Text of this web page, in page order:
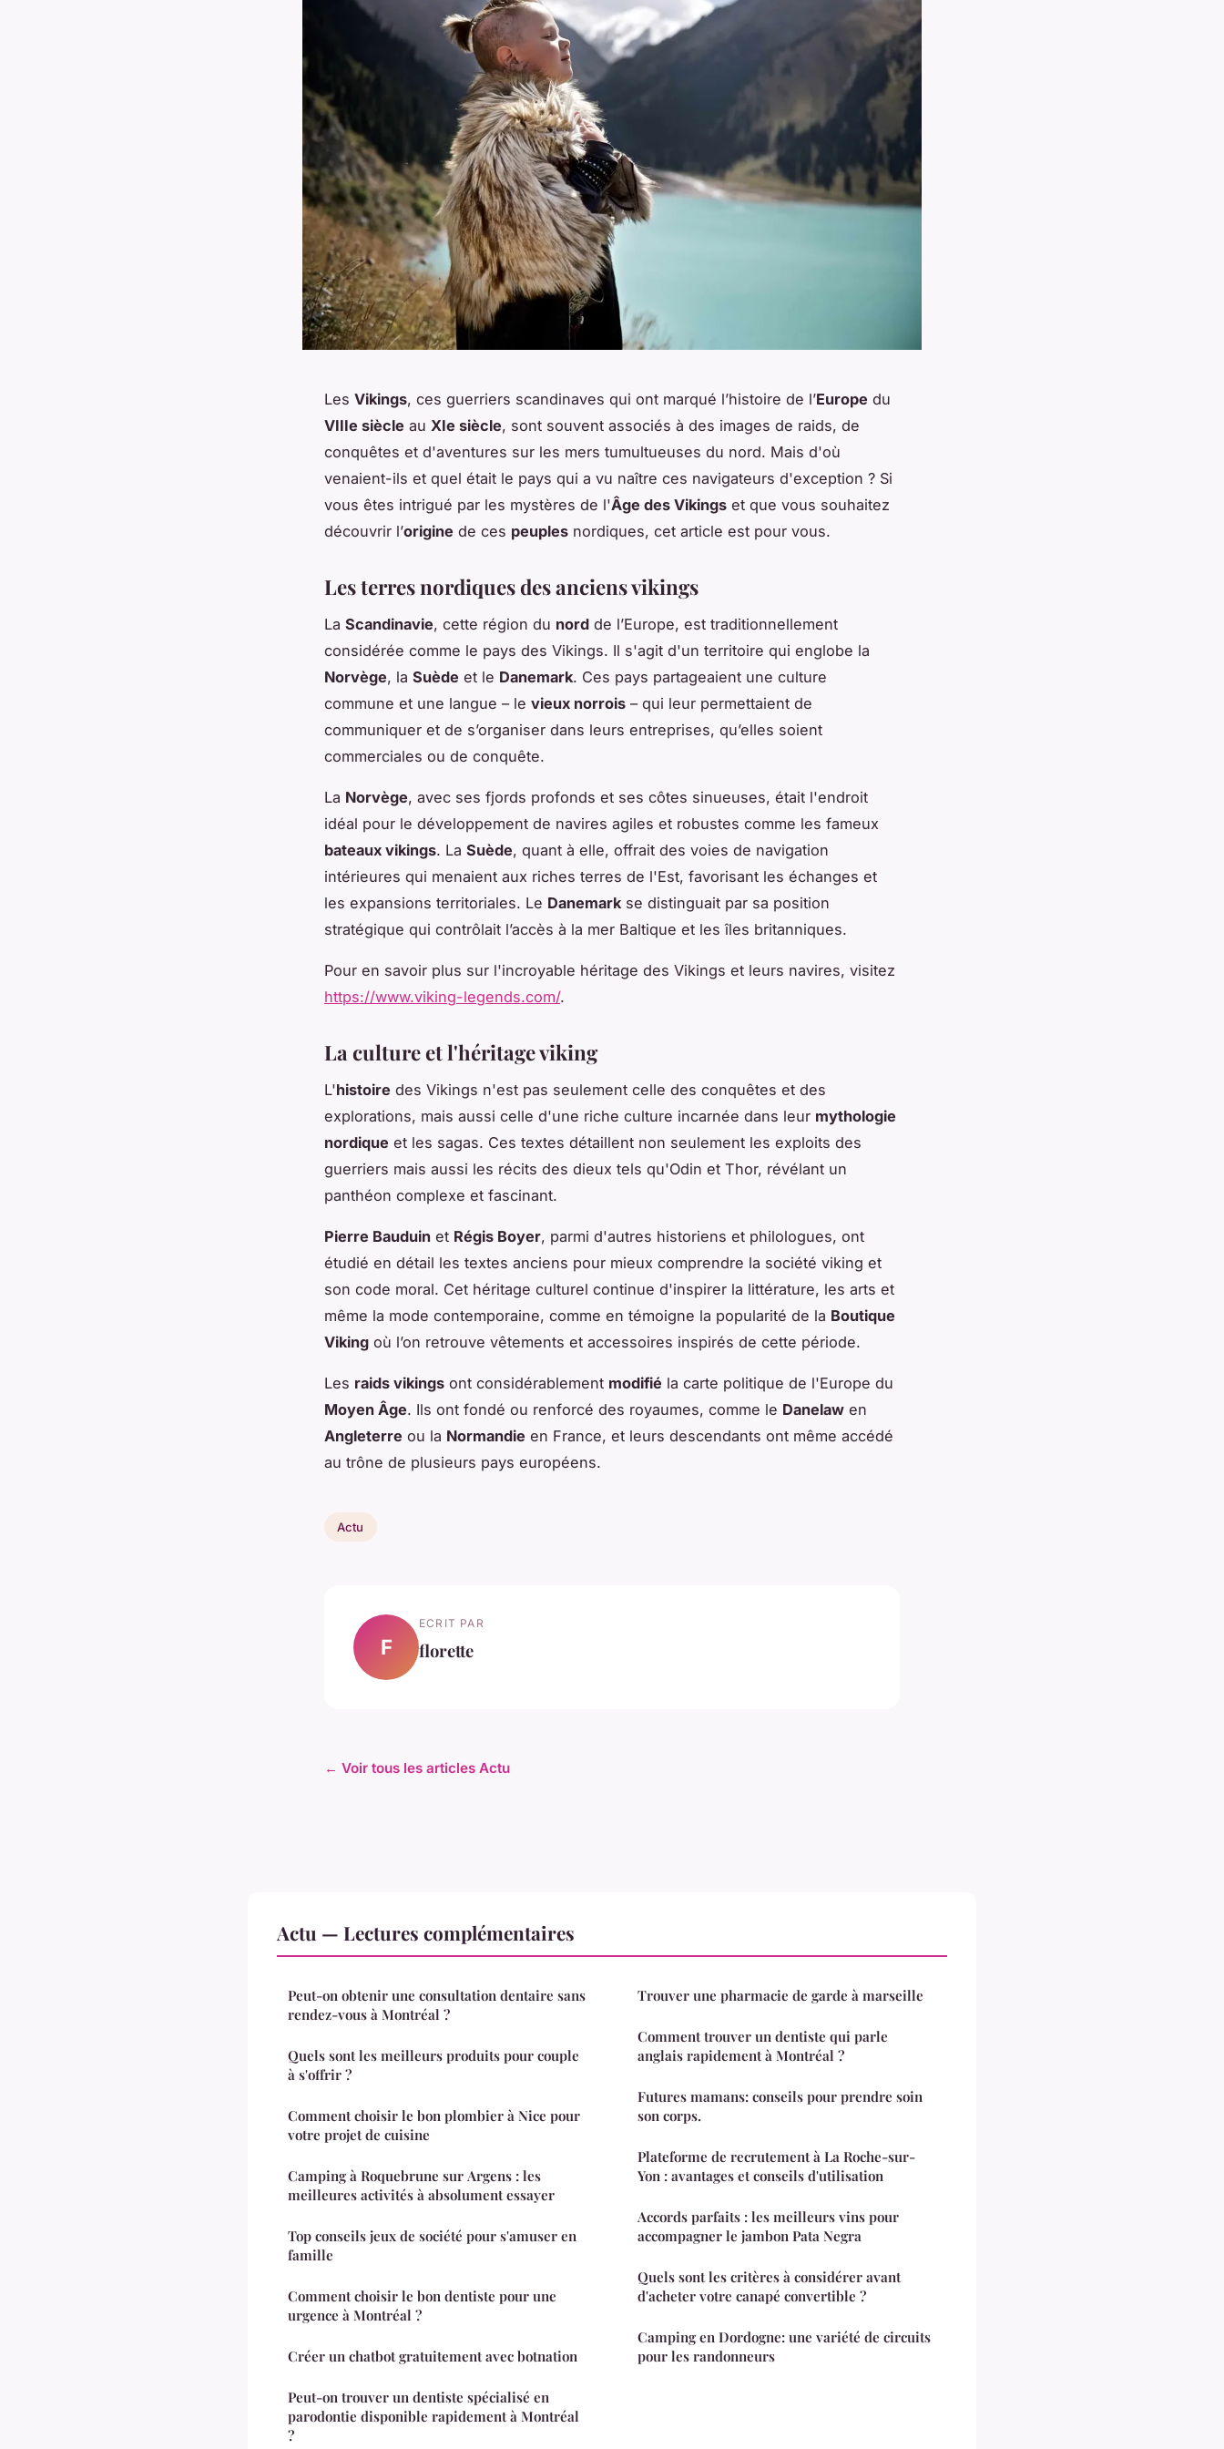
Les Vikings, ces guerriers scandinaves qui ont marqué l’histoire de l’Europe du
VIIIe siècle au XIe siècle, sont souvent associés à des images de raids, de
conquêtes et d'aventures sur les mers tumultueuses du nord. Mais d'où
venaient-ils et quel était le pays qui a vu naître ces navigateurs d'exception ? Si
vous êtes intrigué par les mystères de l'Âge des Vikings et que vous souhaitez
découvrir l’origine de ces peuples nordiques, cet article est pour vous.
Les terres nordiques des anciens vikings
La Scandinavie, cette région du nord de l’Europe, est traditionnellement
considérée comme le pays des Vikings. Il s'agit d'un territoire qui englobe la
Norvège, la Suède et le Danemark. Ces pays partageaient une culture
commune et une langue – le vieux norrois – qui leur permettaient de
communiquer et de s’organiser dans leurs entreprises, qu’elles soient
commerciales ou de conquête.
La Norvège, avec ses fjords profonds et ses côtes sinueuses, était l'endroit
idéal pour le développement de navires agiles et robustes comme les fameux
bateaux vikings. La Suède, quant à elle, offrait des voies de navigation
intérieures qui menaient aux riches terres de l'Est, favorisant les échanges et
les expansions territoriales. Le Danemarkse distinguait par sa position
stratégique qui contrôlait l’accès à la mer Baltique et les îles britanniques.
Pour en savoir plus sur l'incroyable héritage des Vikings et leurs navires, visitez
https://www.viking-legends.com/.
La culture et l'héritage viking
L'histoire des Vikings n'est pas seulement celle des conquêtes et des
explorations, mais aussi celle d'une riche culture incarnée dans leur mythologie
nordique et les sagas. Ces textes détaillent non seulement les exploits des
guerriers mais aussi les récits des dieux tels qu'Odin et Thor, révélant un
panthéon complexe et fascinant.
Pierre Bauduin et Régis Boyer, parmi d'autres historiens et philologues, ont
étudié en détail les textes anciens pour mieux comprendre la société viking et
son code moral. Cet héritage culturel continue d'inspirer la littérature, les arts et
même la mode contemporaine, comme en témoigne la popularité de la Boutique
Viking où l’on retrouve vêtements et accessoires inspirés de cette période.
Les raids vikings ont considérablement modifié la carte politique de l'Europe du
Moyen Âge. Ils ont fondé ou renforcé des royaumes, comme le Danelaw en
Angleterre ou la Normandie en France, et leurs descendants ont même accédé
au trône de plusieurs pays européens.
Actu
F
ECRIT PAR
florette
← Voir tous les articles Actu
Actu — Lectures complémentaires
Peut-on obtenir une consultation dentaire sans
rendez-vous à Montréal ?
Quels sont les meilleurs produits pour couple
à s'offrir ?
Comment choisir le bon plombier à Nice pour
votre projet de cuisine
Camping à Roquebrune sur Argens : les
meilleures activités à absolument essayer
Top conseils jeux de société pour s'amuser en
famille
Comment choisir le bon dentiste pour une
urgence à Montréal ?
Créer un chatbot gratuitement avec botnation
Peut-on trouver un dentiste spécialisé en
parodontie disponible rapidement à Montréal
?
Trouver une pharmacie de garde à marseille
Comment trouver un dentiste qui parle
anglais rapidement à Montréal ?
Futures mamans: conseils pour prendre soin
son corps.
Plateforme de recrutement à La Roche-sur-
Yon : avantages et conseils d'utilisation
Accords parfaits : les meilleurs vins pour
accompagner le jambon Pata Negra
Quels sont les critères à considérer avant
d'acheter votre canapé convertible ?
Camping en Dordogne: une variété de circuits
pour les randonneurs